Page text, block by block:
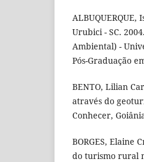
Urubici - SC.
Ambiental) -
Pós-Graduação
BENTO, Lilian
através do
Conhecer,
BORGES, Elaine
do turismo rural